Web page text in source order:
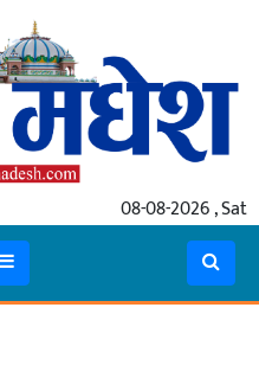
08-08-2026 , Sat